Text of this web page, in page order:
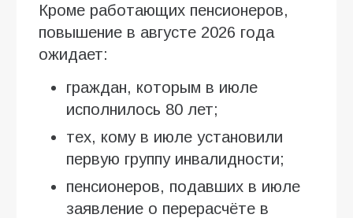
Кроме работающих пенсионеров,
повышение в августе 2026 года
ожидает:
граждан, которым в июле
исполнилось 80 лет;
тех, кому в июле установили
первую группу инвалидности;
пенсионеров, подавших в июле
заявление о перерасчёте в